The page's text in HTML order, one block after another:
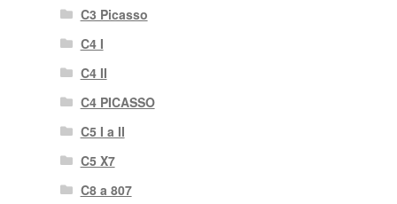
C3 Picasso
C4 I
C4 II
C4 PICASSO
C5 I a II
C5 X7
C8 a 807